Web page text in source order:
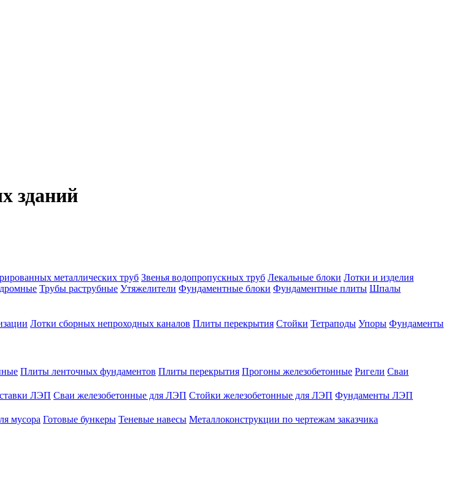
зданий
металлических труб Звенья водопропускных труб Лекальные блоки Лотки и изделия
Трубы раструбные Утяжелители Фундаментные блоки Фундаментные плиты Шпалы
Лотки сборных непроходных каналов Плиты перекрытия Стойки Тетраподы Упоры Фундаменты
Плиты ленточных фундаментов Плиты перекрытия Прогоны железобетонные Ригели Сваи
ЛЭП Сваи железобетонные для ЛЭП Стойки железобетонные для ЛЭП Фундаменты ЛЭП
мусора Готовые бункеры Теневые навесы Металлоконструкции по чертежам заказчика